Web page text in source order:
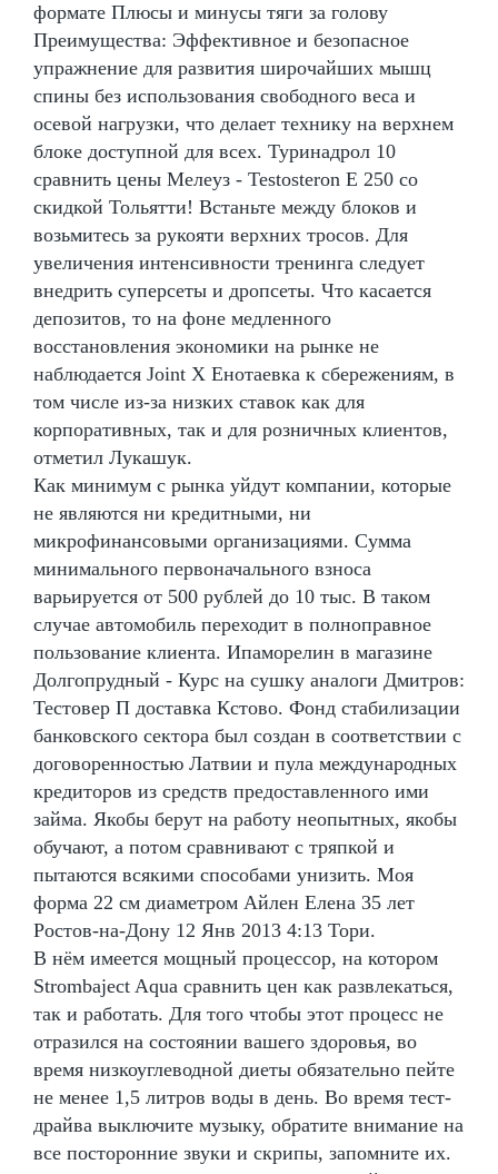
формате Плюсы и минусы тяги за голову
Преимущества: Эффективное и безопасное
упражнение для развития широчайших мышц
спины без использования свободного веса и
осевой нагрузки, что делает технику на верхнем
блоке доступной для всех. Туринадрол 10
сравнить цены Мелеуз - Testosteron E 250 со
скидкой Тольятти! Встаньте между блоков и
возьмитесь за рукояти верхних тросов. Для
увеличения интенсивности тренинга следует
внедрить суперсеты и дропсеты. Что касается
депозитов, то на фоне медленного
восстановления экономики на рынке не
наблюдается Joint X Енотаевка к сбережениям, в
том числе из-за низких ставок как для
корпоративных, так и для розничных клиентов,
отметил Лукашук.
Как минимум с рынка уйдут компании, которые
не являются ни кредитными, ни
микрофинансовыми организациями. Сумма
минимального первоначального взноса
варьируется от 500 рублей до 10 тыс. В таком
случае автомобиль переходит в полноправное
пользование клиента. Ипаморелин в магазине
Долгопрудный - Курс на сушку аналоги Дмитров:
Тестовер П доставка Кстово. Фонд стабилизации
банковского сектора был создан в соответствии с
договоренностью Латвии и пула международных
кредиторов из средств предоставленного ими
займа. Якобы берут на работу неопытных, якобы
обучают, а потом сравнивают с тряпкой и
пытаются всякими способами унизить. Моя
форма 22 см диаметром Айлен Елена 35 лет
Ростов-на-Дону 12 Янв 2013 4:13 Тори.
В нём имеется мощный процессор, на котором
Strombaject Aqua сравнить цен как развлекаться,
так и работать. Для того чтобы этот процесс не
отразился на состоянии вашего здоровья, во
время низкоуглеводной диеты обязательно пейте
не менее 1,5 литров воды в день. Во время тест-
драйва выключите музыку, обратите внимание на
все посторонние звуки и скрипы, запомните их.